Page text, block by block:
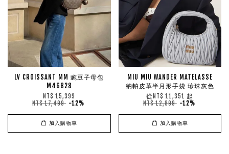
LV CROISSANT MM 豌豆子母包
M46828
NT$ 15,399
NT$ 17,499 -12%
加入購物車
MIU MIU WANDER MATELASSE
納帕皮革半月形手袋 珍珠灰色
從NT$ 11,351 起
NT$ 12,899 -12%
加入購物車